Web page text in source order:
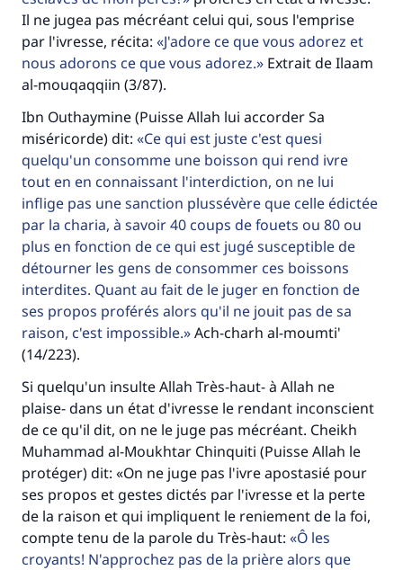
Il ne jugea pas mécréant celui qui, sous l'emprise
par l'ivresse, récita:
J'adore ce que vous adorez et
nous adorons ce que vous adorez.
Extrait de Ilaam
al-mouqaqqiin (3/87).
Ibn Outhaymine (Puisse Allah lui accorder Sa
miséricorde) dit:
Ce qui est juste c'est quesi
quelqu'un consomme une boisson qui rend ivre
tout en en connaissant l'interdiction, on ne lui
inflige pas une sanction plussévère que celle édictée
par la charia, à savoir 40 coups de fouets ou 80 ou
plus en fonction de ce qui est jugé susceptible de
détourner les gens de consommer ces boissons
interdites. Quant au fait de le juger en fonction de
ses propos proférés alors qu'il ne jouit pas de sa
raison, c'est impossible. Ach-charh al-moumti'
(14/223).
Si quelqu'un insulte Allah Très-haut- à Allah ne
plaise- dans un état d'ivresse le rendant inconscient
de ce qu'il dit, on ne le juge pas mécréant. Cheikh
Muhammad al-Moukhtar Chinquiti (Puisse Allah le
protéger) dit: «On ne juge pas l'ivre apostasié pour
ses propos et gestes dictés par l'ivresse et la perte
de la raison et qui impliquent le reniement de la foi,
compte tenu de la parole du Très-haut:
Ô les
croyants! N'approchez pas de la prière alors que
Faites une différence dans la vie de
millions de personnes grâce à votre
contribution
Aidez nous à apporter des réponses.
"Celui qui indique une bonne action obtient la
même récompense que celui qui le fait."
(MOUSLIM 1893)
Soutenez IslamQA